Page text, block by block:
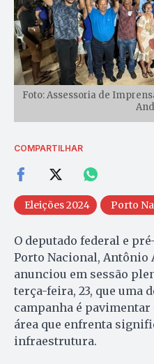
Foto: Assessoria de
COMPARTILHAR
Eleições 2024 Porto
O deputado federal e
Porto Nacional, Antônio
anunciou em sessão
terça-feira, 23, que uma
campanha é
área que enfrenta
infraestrutura.